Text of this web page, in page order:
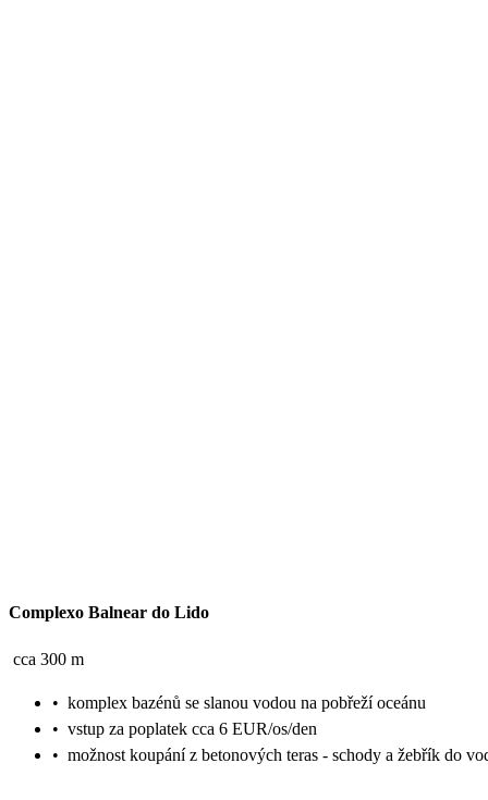
Complexo Balnear do Lido
cca 300 m
• komplex bazénů se slanou vodou na pobřeží oceánu
• vstup za poplatek cca 6 EUR/os/den
• možnost koupání z betonových teras - schody a žebřík do